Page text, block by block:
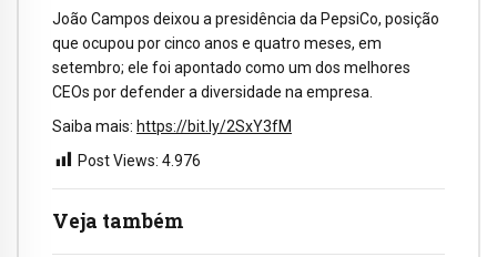
Veja também
João Campos deixou a presidência da PepsiCo, posição
que ocupou por cinco anos e quatro meses, em
setembro; ele foi apontado como um dos melhores
CEOs por defender a diversidade na empresa.
Saiba mais: https://bit.ly/2SxY3fM
Post Views: 4.976